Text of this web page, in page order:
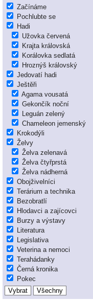
Začínáme
Pochlubte se
Hadi
Užovka červená
Krajta královská
Korálovka sedlatá
Hroznýš královský
Jedovatí hadi
Ještěři
Agama vousatá
Gekončík noční
Leguán zelený
Chameleon jemenský
Krokodýli
Želvy
Želva zelenavá
Želva čtyřprstá
Želva nádherná
Obojživelníci
Terárium a technika
Bezobratlí
Hlodavci a zajícovci
Burzy a výstavy
Literatura
Legislativa
Veterina a nemoci
Terahádanky
Černá kronika
Pokec